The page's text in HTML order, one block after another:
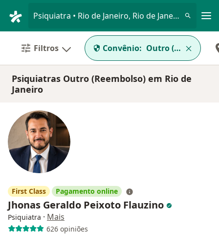
Psiquiatra • Rio de Janeiro, Rio de Janeiro RJ
Filtros Convênio: Outro (Reembolso)
Psiquiatras Outro (Reembolso) em Rio de
Janeiro
First Class Pagamento online
Jhonas Geraldo Peixoto Flauzino
Psiquiatra · Mais
626 opiniões